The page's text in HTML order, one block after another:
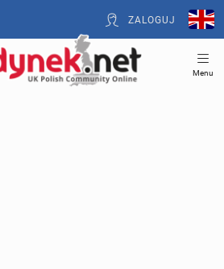
ZALOGUJ
Menu